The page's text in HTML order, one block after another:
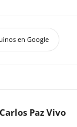
en Google
Paz Vivo